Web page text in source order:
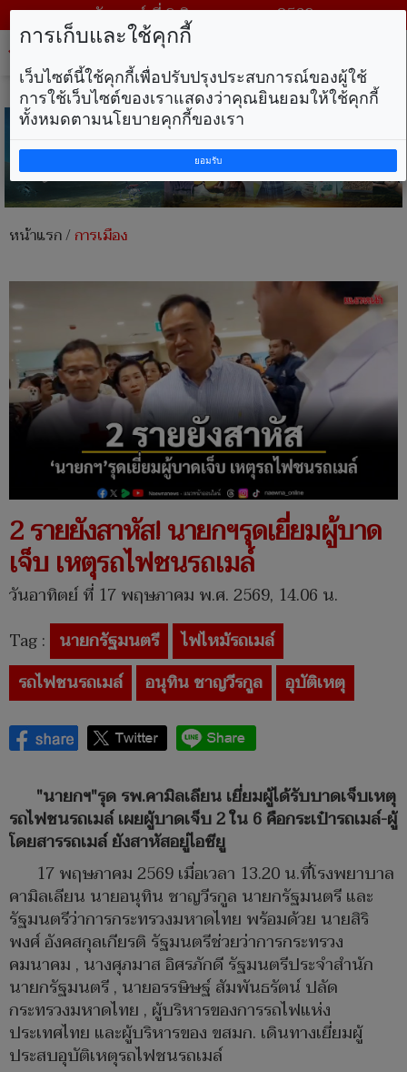
วันเสาร์ ที่ 8 สิงหาคม พ.ศ. 2569
หน้าแรก/การเมือง
2 รายยังสาหัส! นายกฯรุดเยี่ยมผู้บาด
เจ็บ เหตุรถไฟชนรถเมล์
วันอาทิตย์ ที่ 17 พฤษภาคม พ.ศ. 2569, 14.06 น.
Tag : นายกรัฐมนตรี
ไฟไหม้รถเมล์
รถไฟชนรถเมล์
อนุทิน ชาญวีรกูล อุบัติเหตุ
"นายกฯ"รุด รพ.คามิลเลียน เยี่ยมผู้ได้รับบาดเจ็บเหตุ
รถไฟชนรถเมล์ เผยผู้บาดเจ็บ 2 ใน 6 คือกระเป๋ารถเมล์-ผู้
โดยสารรถเมล์ ยังสาหัสอยู่ไอซียู
17 พฤษภาคม 2569 เมื่อเวลา 13.20 น.ที่โรงพยาบาล
คามิลเลียน นายอนุทิน ชาญวีรกูล นายกรัฐมนตรี และ
รัฐมนตรีว่าการกระทรวงมหาดไทย พร้อมด้วย นายสิริ
พงศ์ อังคสกุลเกียรติ รัฐมนตรีช่วยว่าการกระทรวง
คมนาคม , นางศุภมาส อิศรภักดี รัฐมนตรีประจำสำนัก
นายกรัฐมนตรี , นายอรรษิษฐ์ สัมพันธรัตน์ ปลัด
กระทรวงมหาดไทย , ผู้บริหารของการรถไฟแห่ง
ประเทศไทย และผู้บริหารของ ขสมก. เดินทางเยี่ยมผู้
ประสบอุบัติเหตุรถไฟชนรถเมล์
การเก็บและใช้คุกกี้
เว็บไซต์นี้ใช้คุกกี้เพื่อปรับปรุงประสบการณ์ของผู้ใช้
การใช้เว็บไซต์ของเราแสดงว่าคุณยินยอมให้ใช้คุกกี้
ทั้งหมดตามนโยบายคุกกี้ของเรา
ยอมรับ